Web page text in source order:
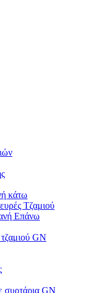
κάτω
Τζαμιού
Επάνω
GN
συρτάρια GN